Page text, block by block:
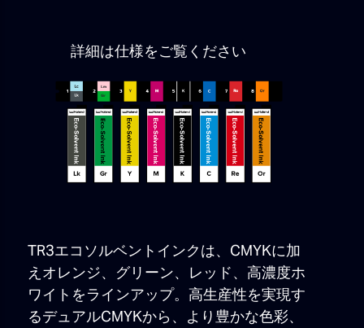
詳細は仕様をご覧ください
TR3エコソルベントインクは、CMYKに加
えオレンジ、グリーン、レッド、高濃度ホ
ワイトをラインアップ。高生産性を実現す
るデュアルCMYKから、より豊かな色彩、